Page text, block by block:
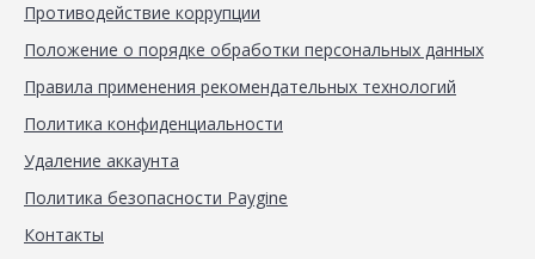
Противодействие коррупции
Положение о порядке обработки персональных данных
Правила применения рекомендательных технологий
Политика конфиденциальности
Удаление аккаунта
Политика безопасности Paygine
Контакты